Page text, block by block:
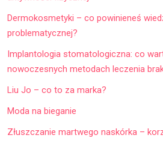
Dermokosmetyki – co powinieneś
problematycznej?
Implantologia stomatologiczna: co
nowoczesnych metodach leczenia
Liu Jo – co to za marka?
Moda na bieganie
Złuszczanie martwego naskórka –